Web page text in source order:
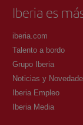
Iberia es
iberia.com
Talento a bordo
Grupo Iberia
Noticias y
Iberia Empleo
Iberia Media